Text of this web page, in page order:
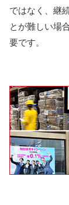
ではなく、継
とが難しい場
要です。